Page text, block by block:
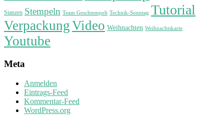
Stanzen Stempeln Team Geschtempelt Technik-Sonntag Tutorial
VerpackungVideo Weihnachten Weihnachtskarte
Youtube
Meta
Anmelden
Eintrags-Feed
Kommentar-Feed
WordPress.org